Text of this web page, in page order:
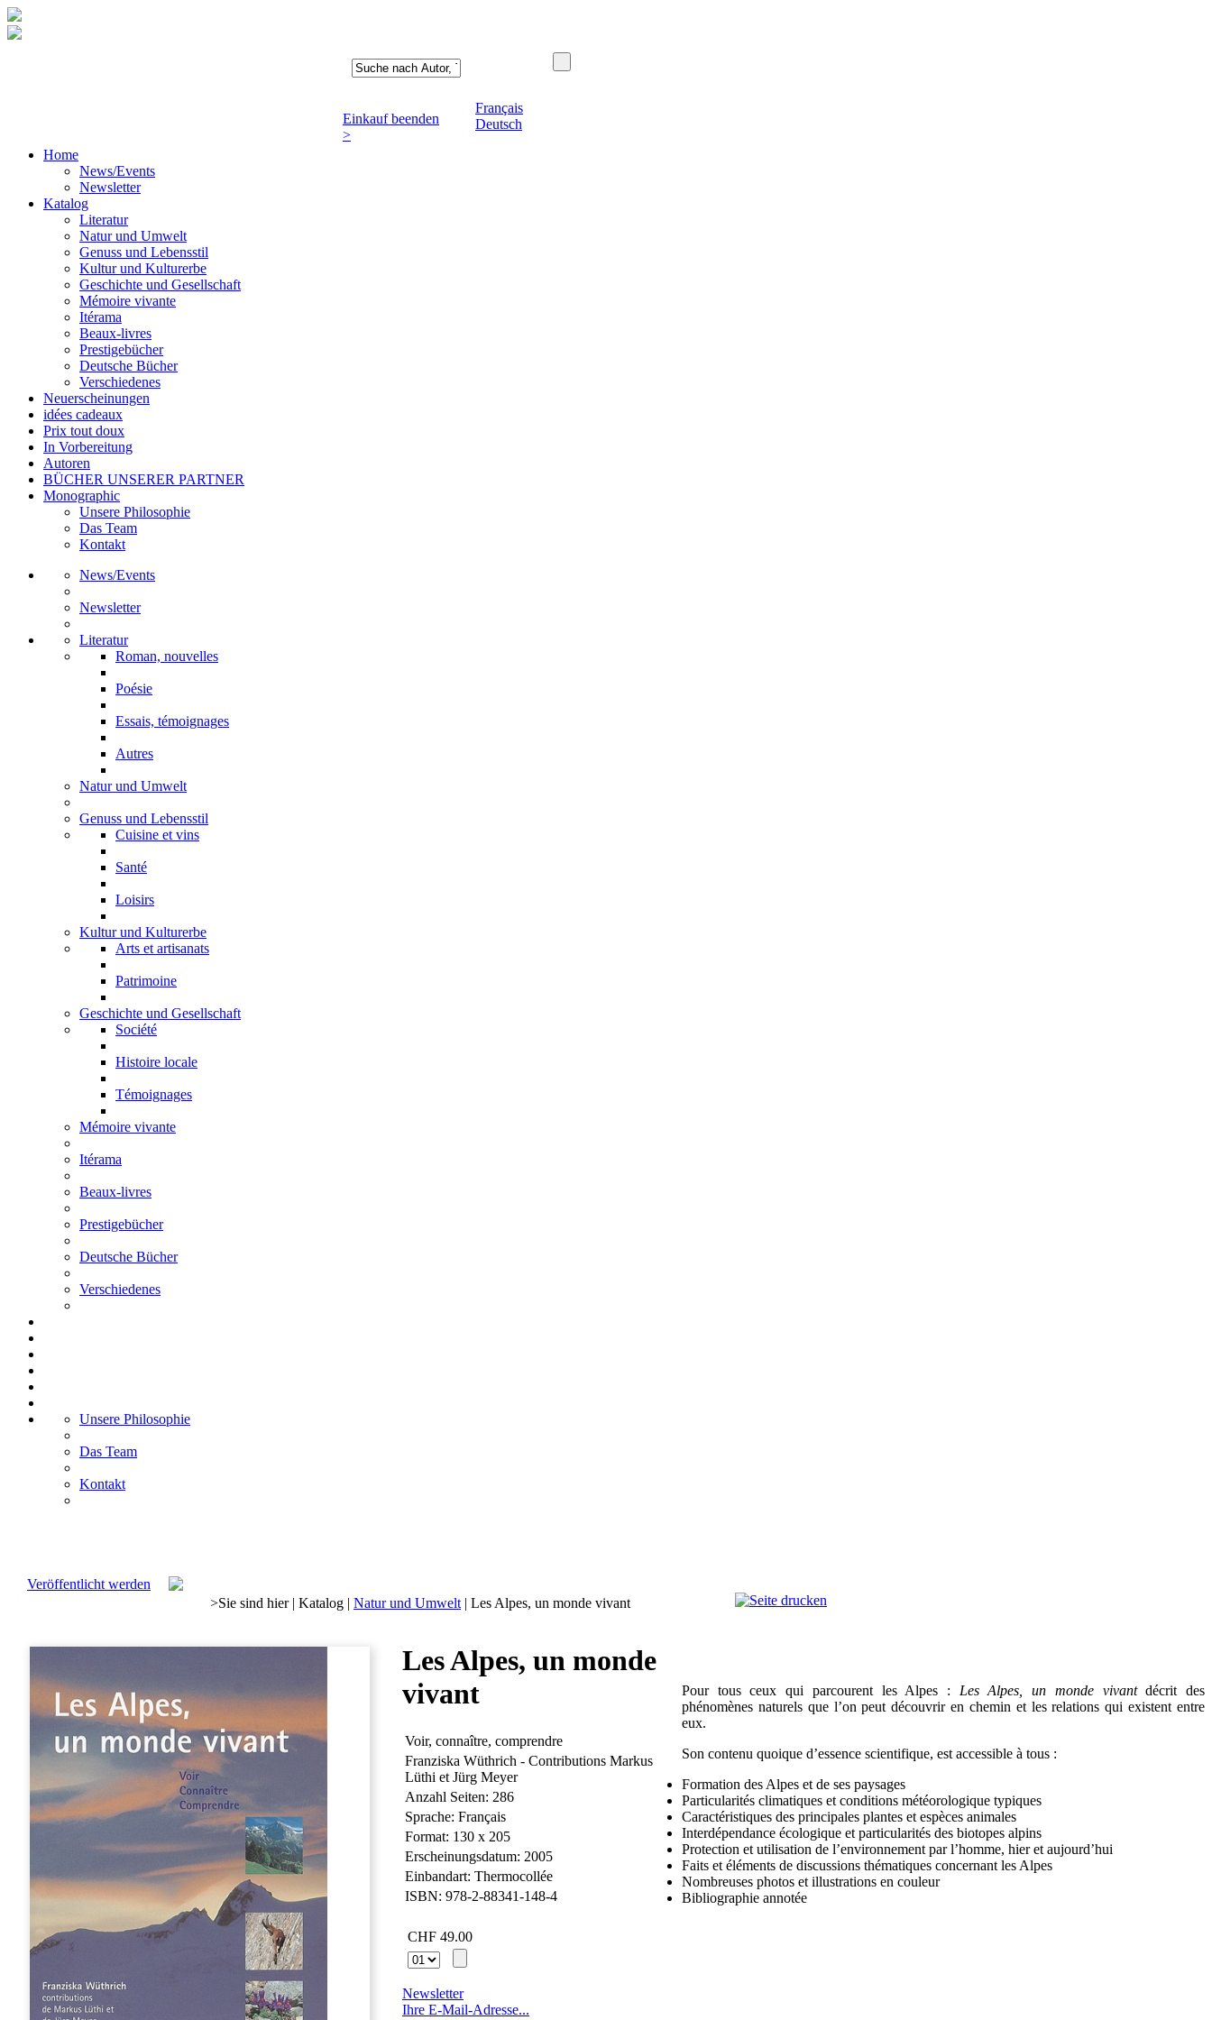
Einkauf beenden
>
Français
Deutsch
Home
News/Events
Newsletter
Katalog
Literatur
Natur und Umwelt
Genuss und Lebensstil
Kultur und Kulturerbe
Geschichte und Gesellschaft
Mémoire vivante
Itérama
Beaux-livres
Prestigebücher
Deutsche Bücher
Verschiedenes
Neuerscheinungen
idées cadeaux
Prix tout doux
In Vorbereitung
Autoren
BÜCHER UNSERER PARTNER
Monographic
Unsere Philosophie
Das Team
Kontakt
News/Events
Newsletter
Literatur
Roman, nouvelles
Poésie
Essais, témoignages
Autres
Natur und Umwelt
Genuss und Lebensstil
Cuisine et vins
Santé
Loisirs
Kultur und Kulturerbe
Arts et artisanats
Patrimoine
Geschichte und Gesellschaft
Société
Histoire locale
Témoignages
Mémoire vivante
Itérama
Beaux-livres
Prestigebücher
Deutsche Bücher
Verschiedenes
Unsere Philosophie
Das Team
Kontakt
Veröffentlicht werden
>Sie sind hier| Katalog | Natur und Umwelt | Les Alpes, un monde vivant
Les Alpes, un monde
vivant
Voir, connaître, comprendre
Franziska Wüthrich - Contributions Markus
Lüthi et Jürg Meyer
Anzahl Seiten: 286
Sprache: Français
Format: 130 x 205
Erscheinungsdatum: 2005
Einbandart: Thermocollée
ISBN: 978-2-88341-148-4
CHF 49.00
Pour tous ceux qui parcourent les Alpes : Les Alpes, un monde vivantdécrit des
phénomènes naturels que l’on peut découvrir en chemin et les relations qui existent entre
eux.
Son contenu quoique d’essence scientifique, est accessible à tous :
Formation des Alpes et de ses paysages
Particularités climatiques et conditions météorologique typiques
Caractéristiques des principales plantes et espèces animales
Interdépendance écologique et particularités des biotopes alpins
Protection et utilisation de l’environnement par l’homme, hier et aujourd’hui
Faits et éléments de discussions thématiques concernant les Alpes
Nombreuses photos et illustrations en couleur
Bibliographie annotée
Newsletter
Ihre E-Mail-Adresse...